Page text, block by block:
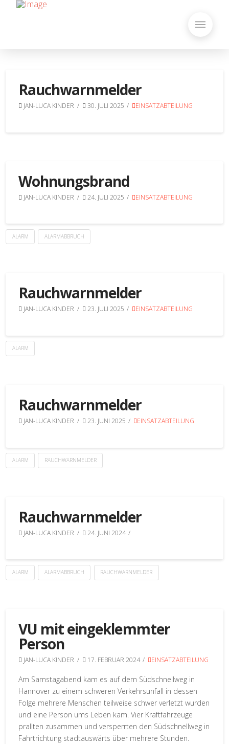
Rauchwarnmelder
JAN-LUCA KINDER 30. JULI 2025 EINSATZABTEILUNG
Wohnungsbrand
JAN-LUCA KINDER 24. JULI 2025 EINSATZABTEILUNG
ALARM ALARMABBRUCH
Rauchwarnmelder
JAN-LUCA KINDER 23. JULI 2025 EINSATZABTEILUNG
ALARM
Rauchwarnmelder
JAN-LUCA KINDER 23. JUNI 2025 EINSATZABTEILUNG
ALARM RAUCHWARNMELDER
Rauchwarnmelder
JAN-LUCA KINDER 24. JUNI 2024
ALARM ALARMABBRUCH RAUCHWARNMELDER
VU mit eingeklemmter
Person
JAN-LUCA KINDER 17. FEBRUAR 2024 EINSATZABTEILUNG
Am Samstagabend kam es auf dem Südschnellweg in
Hannover zu einem schweren Verkehrsunfall in dessen
Folge mehrere Menschen teilweise schwer verletzt wurden
und eine Person ums Leben kam. Vier Kraftfahrzeuge
prallten zusammen und versperrten den Südschnellweg in
Fahrtrichtung stadtauswärts über mehrere Stunden.